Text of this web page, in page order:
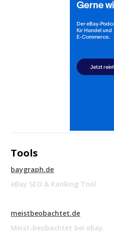
Tools
baygraph.de
eBay SEO & Ranking Tool
meistbeobachtet.de
Meist-beobachtet bei eBay.